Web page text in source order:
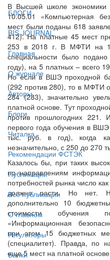
БЛОГИ
BIS JOURNAL
Главная
О журнале
Авторы
Блоги
Читалка
Рекомендации ФСТЭК
Публикации
Все публикации
О главном
Регуляторы
Банки
В Высшей школе экономики
10.05.01 «Компьютерная
мест были поданы 618
412). На платные 45 мест
253 в 2018 г. В МФТИ на
специальности было
году), на 5 платных – всего
Но если в ВШЭ проходной
(292 против 280), то в МФТИ
284 (283), значительно
платной основе. Тут
против прошлогодних
первого года обучения в
тыс. руб. в год), когда
незначительно, с 250 до 270
Казалось бы, при таких
по направлениям
потребностей рынка число
должно расти. Но нет.
дополнительно 10
стоимости обучения
«Информационная
при этом 15 бюджетных
(специалитет). Правда, по
еще 5 мест на платной